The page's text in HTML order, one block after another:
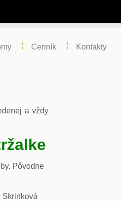
Cenník Kontakty
a vždy
Pôvodne
Skrinková